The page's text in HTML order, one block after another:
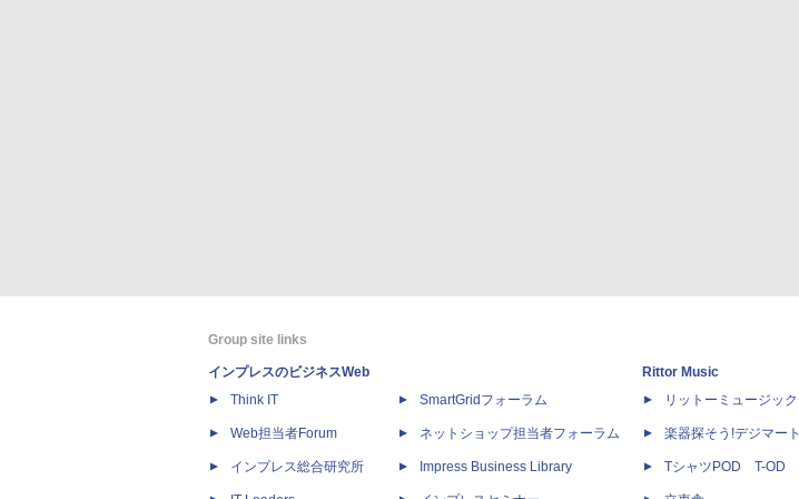
Group site links
インプレスのビジネスWeb
Think IT
Web担当者Forum
インプレス総合研究所
SmartGridフォーラム
ネットショップ担当者フォーラム
Impress Business Library
Rittor Music
リットーミュージック
楽器探そう!デジマート
TシャツPOD T-OD